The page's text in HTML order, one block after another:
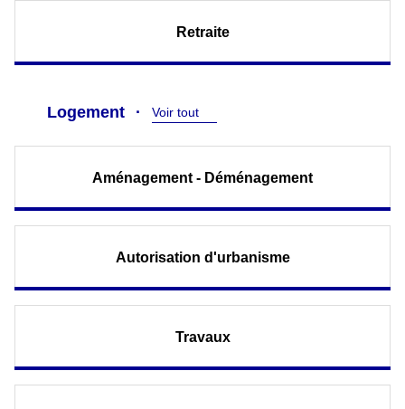
Retraite
Logement Voir tout
Aménagement - Déménagement
Autorisation d'urbanisme
Travaux